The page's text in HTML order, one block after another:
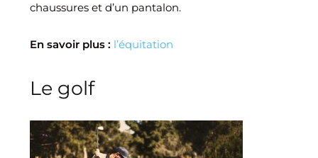
chaussures et d’un pantalon.
En savoir plus : l’équitation
Le golf